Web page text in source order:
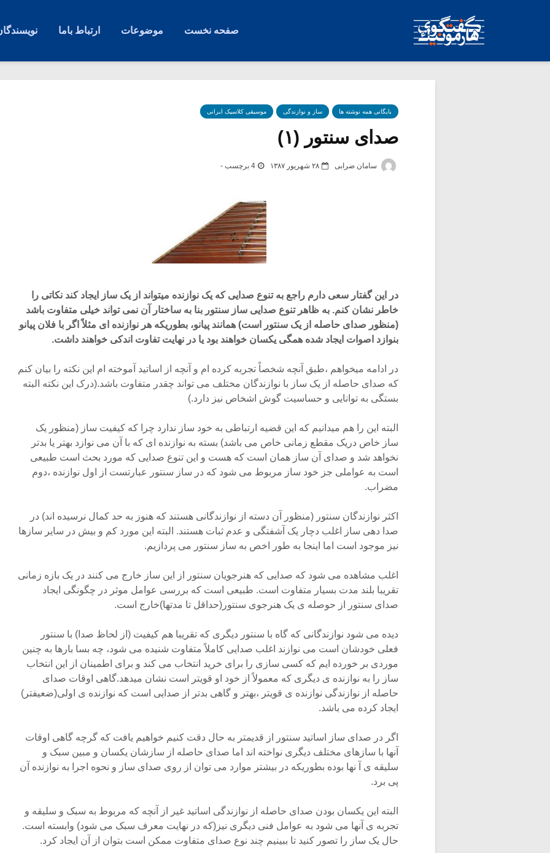
صفحه نخست موضوعات ارتباط باما
بایگانی همه نوشته ها ساز و نوازندگی موسیقی کلاسیک ایرانی
صدای سنتور (۱)
سامان ضرابی ۲۸ شهریور ۱۳۸۷ 4 برچسب -
در این گفتار سعی دارم راجع به تنوع صدایی که یک نوازنده میتواند از یک ساز ایجاد کند نکاتی را
خاطر نشان کنم. به ظاهر تنوع صدایی ساز سنتور بنا به ساختار آن نمی تواند خیلی متفاوت باشد
(منظور صدای حاصله از یک سنتور است) همانند پیانو، بطوریکه هر نوازنده ای مثلاً اگر با فلان پیانو
بنوازد اصوات ایجاد شده همگی یکسان خواهند بود یا در نهایت تفاوت اندکی خواهند داشت.
در ادامه میخواهم ،طبق آنچه شخصاً تجربه کرده ام و آنچه از اساتید آموخته ام این نکته را بیان کنم
که صدای حاصله از یک ساز با نوازندگان مختلف می تواند چقدر متفاوت باشد.(درک این نکته البته
بستگی به توانایی و حساسیت گوش اشخاص نیز دارد.)
البته این را هم میدانیم که این قضیه ارتباطی به خود ساز ندارد چرا که کیفیت ساز (منظور یک
ساز خاص دریک مقطع زمانی خاص می باشد) بسته به نوازنده ای که با آن می نوازد بهتر یا بدتر
نخواهد شد و صدای آن ساز همان است که هست و این تنوع صدایی که مورد بحث است طبیعی
است به عواملی جز خود ساز مربوط می شود که در ساز سنتور عبارتست از اول نوازنده ،دوم
مضراب.
اکثر نوازندگان سنتور (منظور آن دسته از نوازندگانی هستند که هنوز به حد کمال نرسیده اند) در
صدا دهی ساز اغلب دچار یک آشفتگی و عدم ثبات هستند. البته این مورد کم و بیش در سایر سازها
نیز موجود است اما اینجا به طور اخص به ساز سنتور می پردازیم.
اغلب مشاهده می شود که صدایی که هنرجویان سنتور از این ساز خارج می کنند در یک بازه زمانی
تقریبا بلند مدت بسیار متفاوت است. طبیعی است که بررسی عوامل موثر در چگونگی ایجاد
صدای سنتور از حوصله ی یک هنرجوی سنتور(حداقل تا مدتها)خارج است.
دیده می شود نوازندگانی که گاه با سنتور دیگری که تقریبا هم کیفیت (از لحاظ صدا) با سنتور
فعلی خودشان است می نوازند اغلب صدایی کاملاً متفاوت شنیده می شود، چه بسا بارها به چنین
موردی بر خورده ایم که کسی سازی را برای خرید انتخاب می کند و برای اطمینان از این انتخاب
ساز را به نوازنده ی دیگری که معمولاً از خود او قویتر است نشان میدهد.گاهی اوقات صدای
حاصله از نوازندگی نوازنده ی قویتر ،بهتر و گاهی بدتر از صدایی است که نوازنده ی اولی(ضعیفتر)
ایجاد کرده می باشد.
اگر در صدای ساز اساتید سنتور از قدیمتر به حال دقت کنیم خواهیم یافت که گرچه گاهی اوقات
آنها با سازهای مختلف دیگری نواخته اند اما صدای حاصله از سازشان یکسان و مبین سبک و
سلیقه ی آ نها بوده بطوریکه در بیشتر موارد می توان از روی صدای ساز و نحوه اجرا به نوازنده آن
پی برد.
البته این یکسان بودن صدای حاصله از نوازندگی اساتید غیر از آنچه که مربوط به سبک و سلیقه و
تجربه ی آنها می شود به عوامل فنی دیگری نیز(که در نهایت معرف سبک می شود) وابسته است.
حال یک ساز را تصور کنید تا ببینیم چند نوع صدای متفاوت ممکن است بتوان از آن ایجاد کرد.